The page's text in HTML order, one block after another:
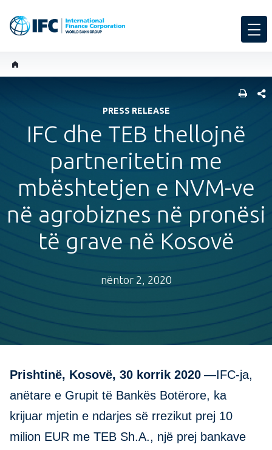
PRESS RELEASE
IFC dhe TEB thellojnë
partneritetin me
mbështetjen e NVM-ve
në agrobiznes në pronësi
të grave në Kosovë
nëntor 2, 2020
Prishtinë, Kosovë, 30 korrik 2020 —IFC-ja,
anëtare e Grupit të Bankës Botërore, ka
krijuar mjetin e ndarjes së rrezikut prej 10
milion EUR me TEB Sh.A., një prej bankave